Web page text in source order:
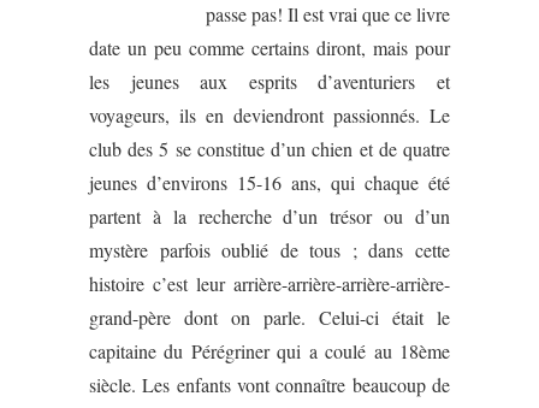
passe pas! Il est vrai que ce livre
date un peu comme certains diront, mais pour
les jeunes aux esprits d’aventuriers et
voyageurs, ils en deviendront passionnés. Le
club des 5 se constitue d’un chien et de quatre
jeunes d’environs 15-16 ans, qui chaque été
partent à la recherche d’un trésor ou d’un
mystère parfois oublié de tous ; dans cette
histoire c’est leur arrière-arrière-arrière-arrière-
grand-père dont on parle. Celui-ci était le
capitaine du Pérégriner qui a coulé au 18ème
siècle. Les enfants vont connaître beaucoup de